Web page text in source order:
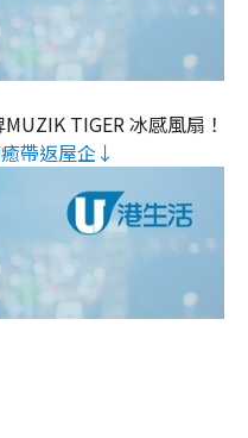
TIGER 冰感風扇！
帶返屋企↓